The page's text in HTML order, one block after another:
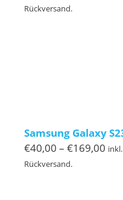
Rückversand.
Samsung Galaxy
€40,00 – €169,00
Rückversand.